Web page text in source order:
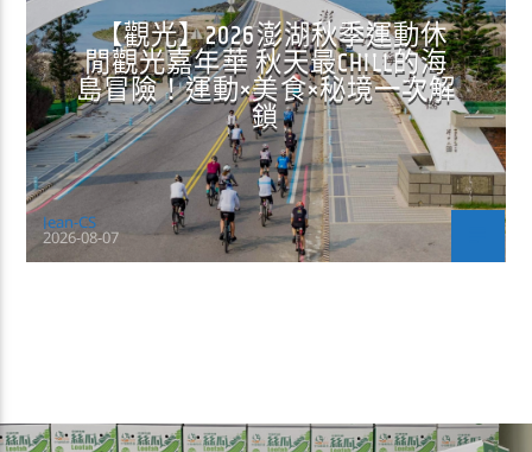
【觀光】2026澎湖秋季運動休
閒觀光嘉年華 秋天最CHILL的海
島冒險！運動×美食×秘境一次解
鎖
Jean-CS
2026-08-07